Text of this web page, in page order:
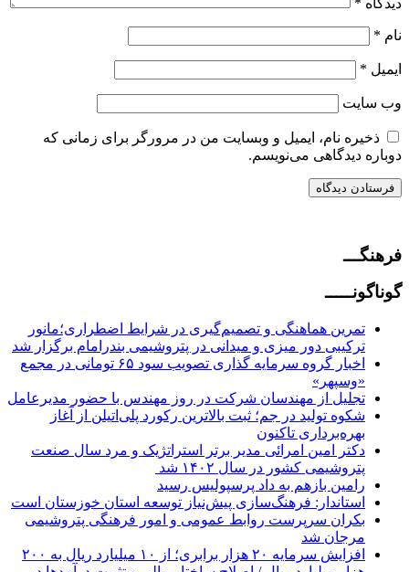
دیدگاه *
نام *
ایمیل *
وب‌ سایت
ذخیره نام، ایمیل و وبسایت من در مرورگر برای زمانی که
دوباره دیدگاهی می‌نویسم.
فرهنگـــ
گوناگونـــــ
تمرین هماهنگی و تصمیم‌گیری در شرایط اضطراری؛مانور
ترکیبی دور میزی و میدانی در پتروشیمی بندرامام برگزار شد
اخبار گروه سرمایه گذاری تصویب سود ۶۵ تومانی در مجمع
«وسپهر»
تجلیل از مهندسان شرکت در روز مهندس با حضور مدیرعامل
شکوه تولید در جم؛ ثبت بالاترین رکورد پلی‌اتیلن از آغاز
بهره‌برداری تاکنون
دکتر امین امرائی مدیر برتر استراتژیک و مرد سال صنعت
پتروشیمی کشور در سال ۱۴۰۲ شد
رامین بازهم به داد پرسپولیس رسید
استاندار: فرهنگ‌سازی پیش‌نیاز توسعه استان خوزستان است
بکران سرپرست روابط عمومی و امور فرهنگی پتروشیمی
مرجان شد
افزایش سرمایه ۲۰ هزار برابری؛ از ۱۰ میلیارد ریال به ۲۰۰